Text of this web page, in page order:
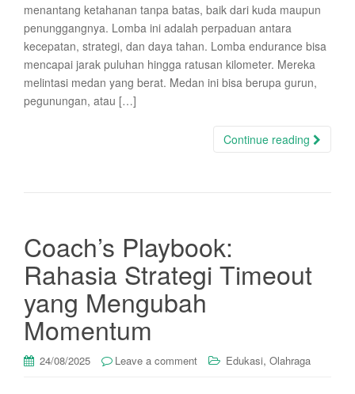
menantang ketahanan tanpa batas, baik dari kuda maupun
penunggangnya. Lomba ini adalah perpaduan antara
kecepatan, strategi, dan daya tahan. Lomba endurance bisa
mencapai jarak puluhan hingga ratusan kilometer. Mereka
melintasi medan yang berat. Medan ini bisa berupa gurun,
pegunungan, atau […]
Continue reading
Coach’s Playbook:
Rahasia Strategi Timeout
yang Mengubah
Momentum
24/08/2025 Leave a comment Edukasi, Olahraga